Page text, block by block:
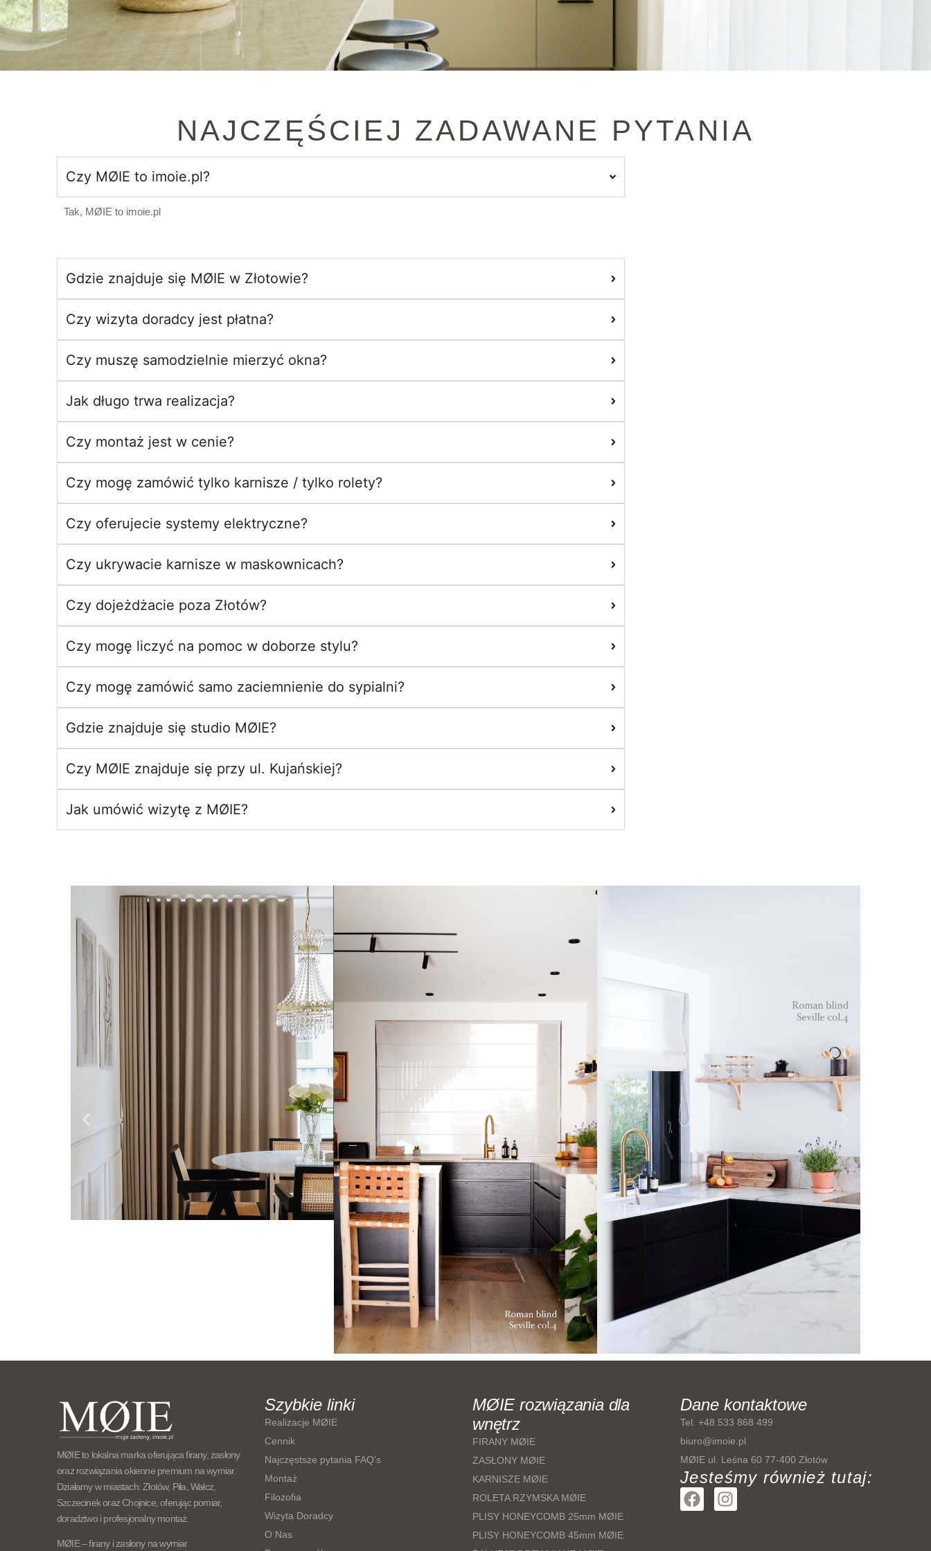
NAJCZĘŚCIEJ ZADAWANE PYTANIA
Czy MØIE to imoie.pl?
Tak, MØIE to imoie.pl
Gdzie znajduje się MØIE w Złotowie?
Czy wizyta doradcy jest płatna?
Czy muszę samodzielnie mierzyć okna?
Jak długo trwa realizacja?
Czy montaż jest w cenie?
Czy mogę zamówić tylko karnisze / tylko rolety?
Czy oferujecie systemy elektryczne?
Czy ukrywacie karnisze w maskownicach?
Czy dojeżdżacie poza Złotów?
Czy mogę liczyć na pomoc w doborze stylu?
Czy mogę zamówić samo zaciemnienie do sypialni?
Gdzie znajduje się studio MØIE?
Czy MØIE znajduje się przy ul. Kujańskiej?
Jak umówić wizytę z MØIE?
MØIE to lokalna marka oferująca firany, zasłony
oraz rozwiązania okienne premium na wymiar.
Działamy w miastach: Złotów, Piła, Wałcz,
Szczecinek oraz Chojnice, oferując pomiar,
doradztwo i profesjonalny montaż.
MØIE – firany i zasłony na wymiar
Szybkie linki
Realizacje MØIE
Cennik
Najczęstsze pytania FAQ's
Montaż
Filozofia
Wizyta Doradcy
O Nas
MØIE rozwiązania dla
wnętrz
FIRANY MØIE
ZASŁONY MØIE
KARNISZE MØIE
ROLETA RZYMSKA MØIE
PLISY HONEYCOMB 25mm MØIE
PLISY HONEYCOMB 45mm MØIE
Dane kontaktowe
Tel. +48 533 868 499
biuro@imoie.pl
MØIE ul. Leśna 60 77-400 Złotów
Jesteśmy również tutaj:
F
a
I
n